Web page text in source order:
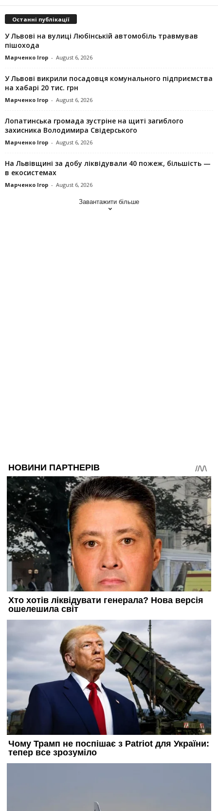
Останні публікації
У Львові на вулиці Любінській автомобіль травмував
пішохода
Марченко Ігор - August 6, 2026
У Львові викрили посадовця комунального підприємства
на хабарі 20 тис. грн
Марченко Ігор - August 6, 2026
Лопатинська громада зустріне на щиті загиблого
захисника Володимира Свідерського
Марченко Ігор - August 6, 2026
На Львівщині за добу ліквідували 40 пожеж, більшість —
в екосистемах
Марченко Ігор - August 6, 2026
Завантажити більше